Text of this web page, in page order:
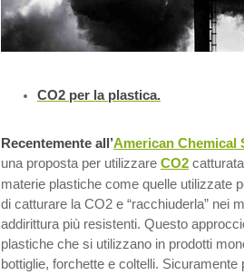
CO2 per la plastica.
Recentemente all’American Chemical
una proposta per utilizzare CO2
materie plastiche come quelle utilizzate
di catturare la CO2 e “racchiuderla” nei
addirittura più resistenti. Questo
plastiche che si utilizzano in prodotti
bottiglie, forchette e coltelli.